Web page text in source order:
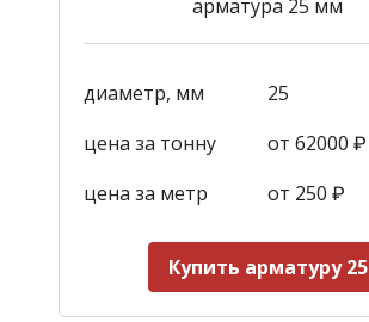
арматура 25 мм
диаметр, мм
25
цена за тонну
от 62000 ₽
цена за метр
от 250 ₽
Купить арматуру 25